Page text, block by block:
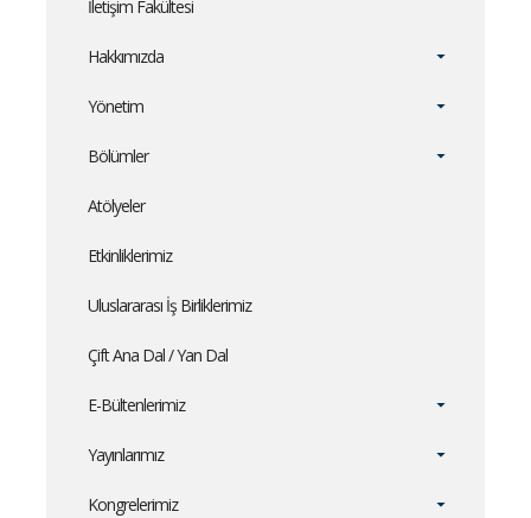
İletişim Fakültesi
Hakkımızda
Yönetim
Bölümler
Atölyeler
Etkinliklerimiz
Uluslararası İş Birliklerimiz
Çift Ana Dal / Yan Dal
E-Bültenlerimiz
Yayınlarımız
Kongrelerimiz